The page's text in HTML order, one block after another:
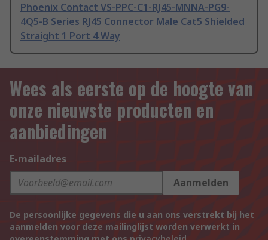
Phoenix Contact VS-PPC-C1-RJ45-MNNA-PG9-
4Q5-B Series RJ45 Connector Male Cat5 Shielded
Straight 1 Port 4 Way
Wees als eerste op de hoogte van
onze nieuwste producten en
aanbiedingen
E-mailadres
Aanmelden
De persoonlijke gegevens die u aan ons verstrekt bij het
aanmelden voor deze mailinglijst worden verwerkt in